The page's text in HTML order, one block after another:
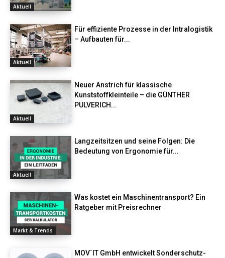
Aktuell
Aktuell
Für effiziente Prozesse in der Intralogistik
– Aufbauten für...
Aktuell
Neuer Anstrich für klassische
Kunststoffkleinteile – die GÜNTHER
PULVERICH...
Aktuell
Langzeitsitzen und seine Folgen: Die
Bedeutung von Ergonomie für...
Markt & Trends
Was kostet ein Maschinentransport? Ein
Ratgeber mit Preisrechner
MOV´IT GmbH entwickelt Sonderschutz-